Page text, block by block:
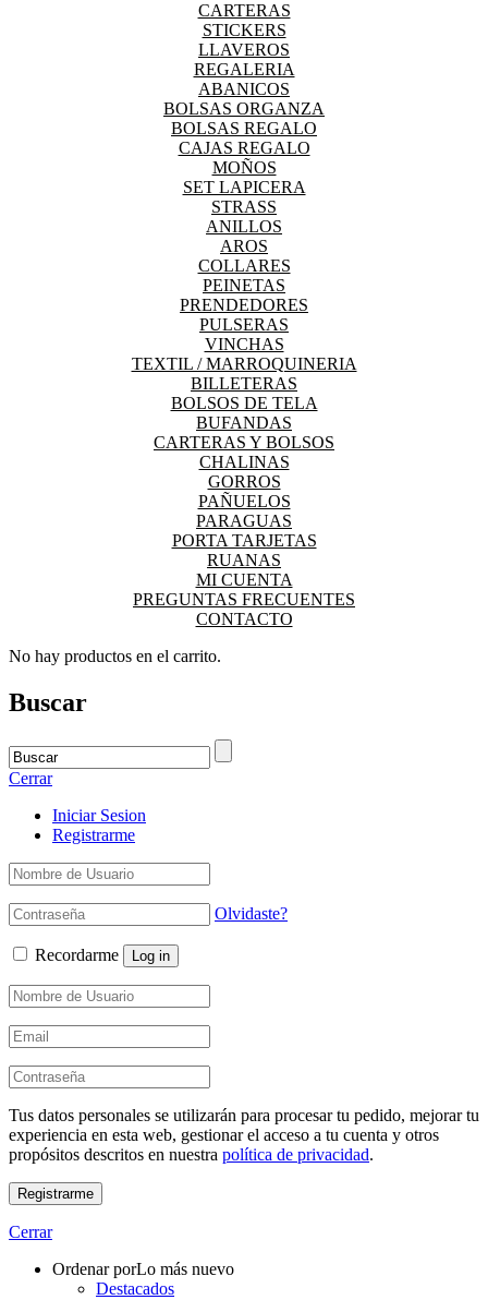
CARTERAS
STICKERS
LLAVEROS
REGALERIA
ABANICOS
BOLSAS ORGANZA
BOLSAS REGALO
CAJAS REGALO
MOÑOS
SET LAPICERA
STRASS
ANILLOS
AROS
COLLARES
PEINETAS
PRENDEDORES
PULSERAS
VINCHAS
TEXTIL / MARROQUINERIA
BILLETERAS
BOLSOS DE TELA
BUFANDAS
CARTERAS Y BOLSOS
CHALINAS
GORROS
PAÑUELOS
PARAGUAS
PORTA TARJETAS
RUANAS
MI CUENTA
PREGUNTAS FRECUENTES
CONTACTO
No hay productos en el carrito.
Buscar
Cerrar
Iniciar Sesion
Registrarme
Olvidaste?
Recordarme Log in
Tus datos personales se utilizarán para procesar tu pedido, mejorar tu
experiencia en esta web, gestionar el acceso a tu cuenta y otros
propósitos descritos en nuestra política de privacidad.
Registrarme
Cerrar
Ordenar porLo más nuevo
Destacados